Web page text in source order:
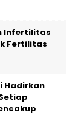
Infertilitas
Fertilitas
Hadirkan